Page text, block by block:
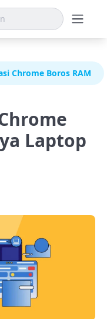
Chrome Boros RAM
Laptop